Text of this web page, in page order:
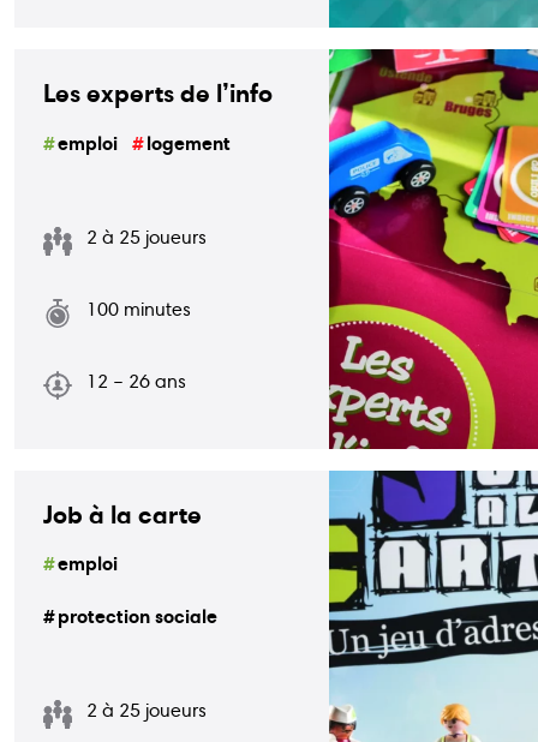
Les experts de l’info
emploi logement
2 à 25 joueurs
100 minutes
12 – 26 ans
Job à la carte
emploi
protection sociale
2 à 25 joueurs
Du lundi au vendredi
11h30–17h00
18, rue pépin
5000 Namur